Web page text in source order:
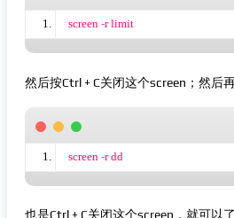
screen -r limit
然后按Ctrl + C关闭这个screen；然后
screen -r dd
也是Ctrl + C关闭这个screen，就可以了